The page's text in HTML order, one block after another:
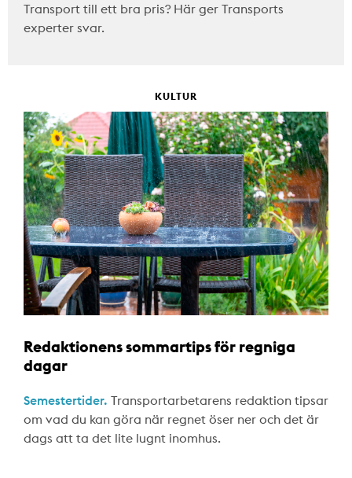
Transport till ett bra pris? Här ger Transports
experter svar.
KULTUR
Redaktionens sommartips för regniga
dagar
Semestertider. Transportarbetarens redaktion tipsar
om vad du kan göra när regnet öser ner och det är
dags att ta det lite lugnt inomhus.